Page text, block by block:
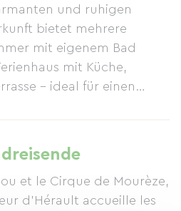
und ruhigen
bietet mehrere
mit eigenem Bad
mit Küche,
– ideal für einen
einen Whirlpool.
einen gemütlichen
mit Lounge und einer voll
nutzen,
et le Cirque de Mourèze,
d’Hérault accueille les